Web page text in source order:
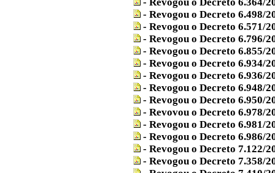
- Revogou o Decreto 6.498/
- Revogou o Decreto 6.571/
- Revogou o Decreto 6.796/
- Revogou o Decreto 6.855/
- Revogou o Decreto 6.934/
- Revogou o Decreto 6.936/
- Revogou o Decreto 6.948/
- Revogou o Decreto 6.950/
- Revovou o Decreto 6.978/
- Revogou o Decreto 6.981/
- Revogou o Decreto 6.986/
- Revogou o Decreto 7.122/
- Revogou o Decreto 7.358/